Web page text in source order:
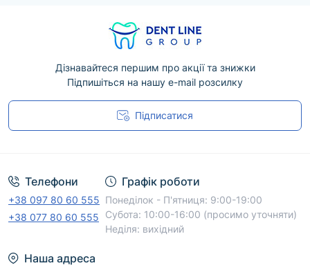
Дізнавайтеся першим про акції та знижки
Підпишіться на нашу e-mail розсилку
Підписатися
Телефони
+38 097 80 60 555
+38 077 80 60 555
Графік роботи
Понеділок - П'ятниця: 9:00-19:00
Субота: 10:00-16:00 (просимо уточняти)
Неділя: вихідний
Наша адреса